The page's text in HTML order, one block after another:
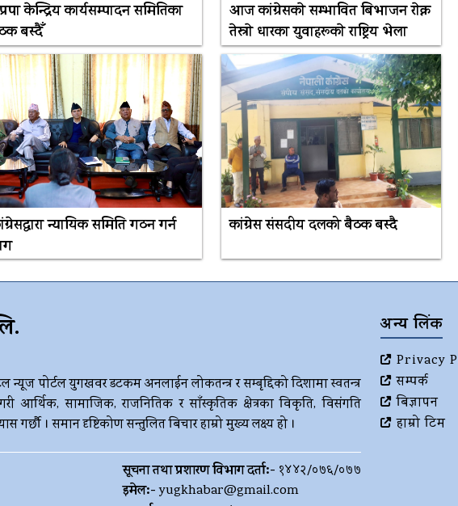
केन्द्रिय कार्यसम्पादन समितिका
बस्दैँ
आज कांग्रेसकाे सम्भावित बिभाजन राेक्न
तेस्राे धारका युवाहरूकाे राष्ट्रिय भेला
न्यायिक समिति गठन गर्न
कांग्रेस संसदीय दलको बैठक बस्दै
न्यूज पोर्टल युगखवर डटकम अनलाईन लोकतन्त्र र सम्बृद्दिको दिशामा स्वतन्त्र
आर्थिक, सामाजिक, राजनितिक र साँस्कृतिक क्षेत्रका विकृति, विसंगति
। समान दृष्टिकोण सन्तुलित बिचार हाम्रो मुख्य लक्ष्य हो ।
सूचना तथा प्रशारण विभाग दर्ता:- १४४२/०७६/०७७
इमेल:- yugkhabar@gmail.com
अन्य लिंक
Privacy
सम्पर्क
बिज्ञापन
हाम्रो टिम